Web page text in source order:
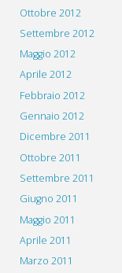
Ottobre 2012
Settembre 2012
Maggio 2012
Aprile 2012
Febbraio 2012
Gennaio 2012
Dicembre 2011
Ottobre 2011
Settembre 2011
Giugno 2011
Maggio 2011
Aprile 2011
Marzo 2011